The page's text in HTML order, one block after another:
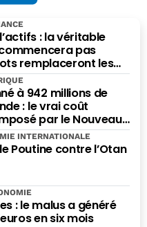
: la véritable
pas
remplaceront les
commencera quand ils
décisions.
à 942 millions de
: le vrai coût
par le Nouveau-
Poutine contre l’Otan
INTERNATIONALE
: le malus a généré
en six mois